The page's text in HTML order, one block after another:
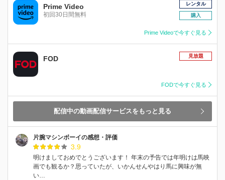
Prime Video
初回30日間無料
レンタル
購入
Prime Videoで今すぐ見る
FOD 見放題
FODで今すぐ見る
配信中の動画配信サービスをもっと見る
片腕マシンボーイの感想・評価
3.9
明けましておめでとうございます！ 年末の予告では年明けは馬映
画でも観るか？思っていたが、いかんせんやはり馬に興味が無
い…